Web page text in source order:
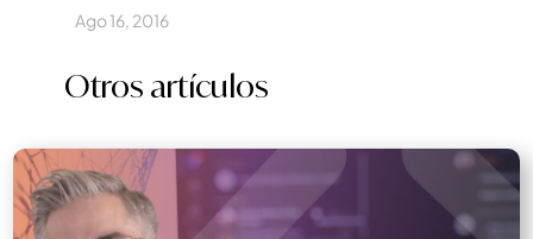
Ago 16, 2016
Otros artículos